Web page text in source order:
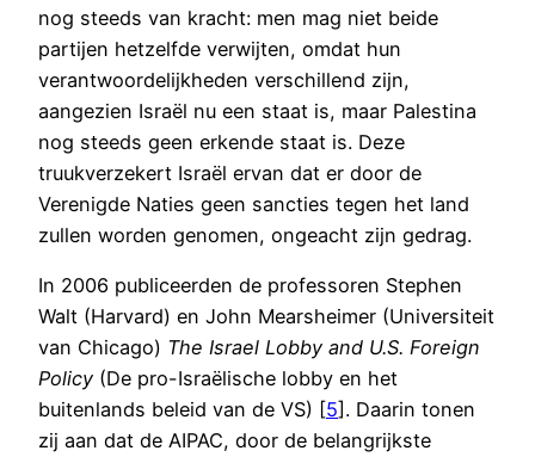
nog steeds van kracht: men mag niet beide
partijen hetzelfde verwijten, omdat hun
verantwoordelijkheden verschillend zijn,
aangezien Israël nu een staat is, maar Palestina
nog steeds geen erkende staat is. Deze
truukverzekert Israël ervan dat er door de
Verenigde Naties geen sancties tegen het land
zullen worden genomen, ongeacht zijn gedrag.
In 2006 publiceerden de professoren Stephen
Walt (Harvard) en John Mearsheimer (Universiteit
van Chicago) The Israel Lobby and U.S. Foreign
Policy (De pro-Israëlische lobby en het
buitenlands beleid van de VS) [5]. Daarin tonen
zij aan dat de AIPAC, door de belangrijkste